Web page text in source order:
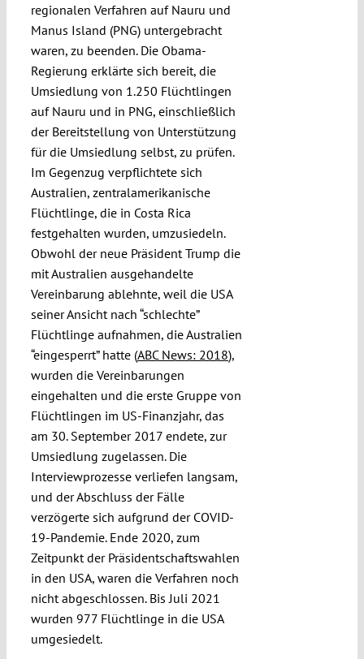
regionalen Verfahren auf Nauru und
Manus Island (PNG) untergebracht
waren, zu beenden. Die Obama-
Regierung erklärte sich bereit, die
Umsiedlung von 1.250 Flüchtlingen
auf Nauru und in PNG, einschließlich
der Bereitstellung von Unterstützung
für die Umsiedlung selbst, zu prüfen.
Im Gegenzug verpflichtete sich
Australien, zentralamerikanische
Flüchtlinge, die in Costa Rica
festgehalten wurden, umzusiedeln.
Obwohl der neue Präsident Trump die
mit Australien ausgehandelte
Vereinbarung ablehnte, weil die USA
seiner Ansicht nach “schlechte”
Flüchtlinge aufnahmen, die Australien
“eingesperrt” hatte (ABC News: 2018),
wurden die Vereinbarungen
eingehalten und die erste Gruppe von
Flüchtlingen im US-Finanzjahr, das
am 30. September 2017 endete, zur
Umsiedlung zugelassen. Die
Interviewprozesse verliefen langsam,
und der Abschluss der Fälle
verzögerte sich aufgrund der COVID-
19-Pandemie. Ende 2020, zum
Zeitpunkt der Präsidentschaftswahlen
in den USA, waren die Verfahren noch
nicht abgeschlossen. Bis Juli 2021
wurden 977 Flüchtlinge in die USA
umgesiedelt.